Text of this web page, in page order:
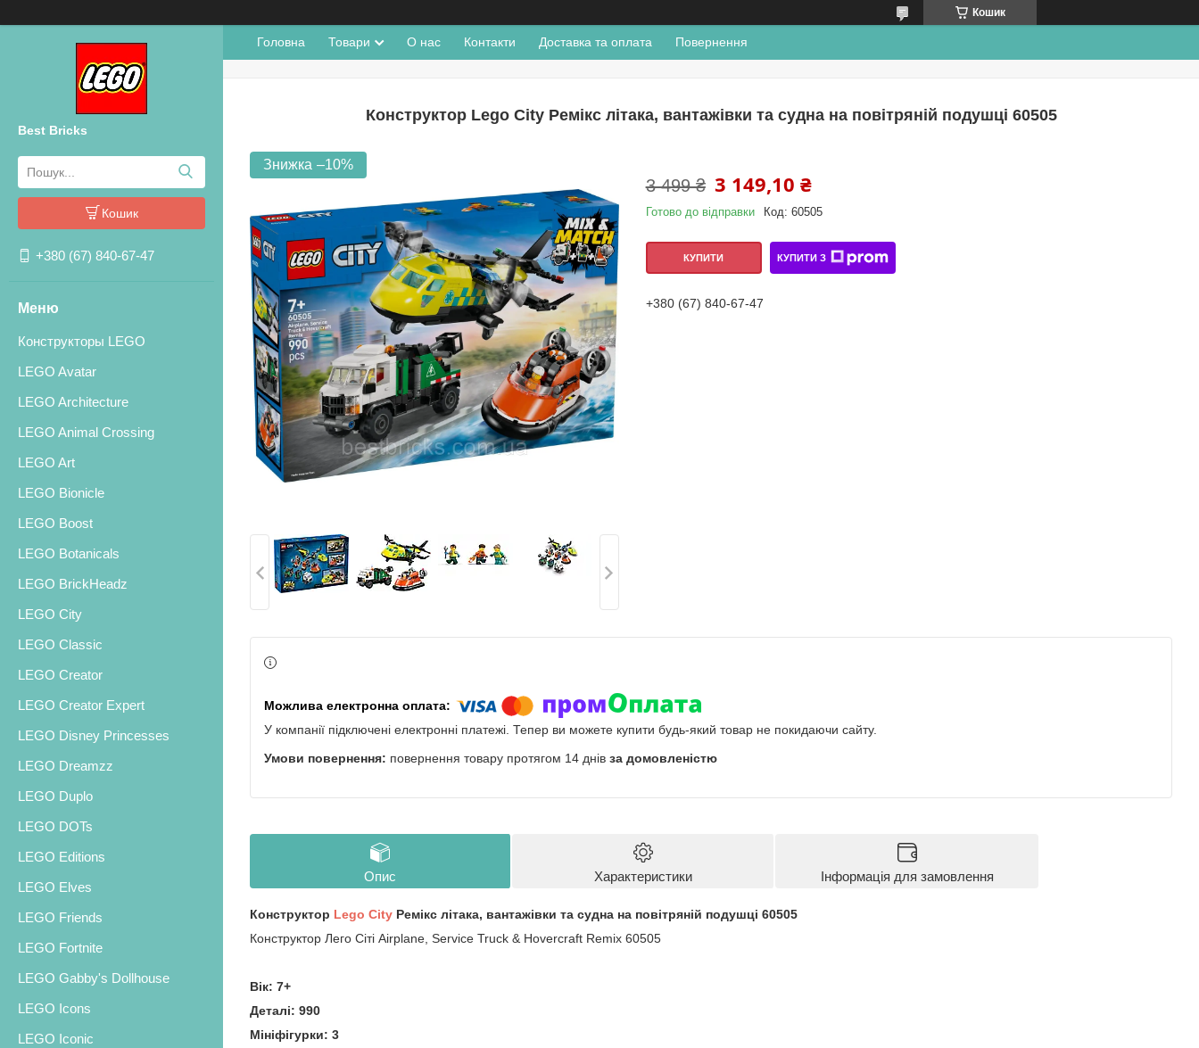
Кошик
Best Bricks
Кошик
+380 (67) 840-67-47
Конструкторы LEGO
LEGO Avatar
LEGO Architecture
LEGO Animal Crossing
LEGO Art
LEGO Bionicle
LEGO Boost
LEGO Botanicals
LEGO BrickHeadz
LEGO City
LEGO Classic
LEGO Creator
LEGO Creator Expert
LEGO Disney Princesses
LEGO Dreamzz
LEGO Duplo
LEGO DOTs
LEGO Editions
LEGO Elves
LEGO Friends
LEGO Fortnite
LEGO Gabby's Dollhouse
LEGO Icons
LEGO Iconic
Головна Товари О нас Контакти Доставка та оплата Повернення
Конструктор Lego City Ремікс літака, вантажівки та судна на повітряній подушці 60505
–10%
3 499 ₴ 3 149,10 ₴
Готово до відправки Код: 60505
КУПИТИ КУПИТИ З
+380 (67) 840-67-47
У компанії підключені електронні платежі. Тепер ви можете купити будь-який товар не покидаючи сайту.
повернення товару протягом 14 днів за домовленістю
Опис Характеристики Інформація для замовлення
Конструктор Lego City Ремікс літака, вантажівки та судна на повітряній подушці 60505
Конструктор Лего Сіті Airplane, Service Truck & Hovercraft Remix 60505
Вік: 7+
Деталі: 990
Мініфігурки: 3